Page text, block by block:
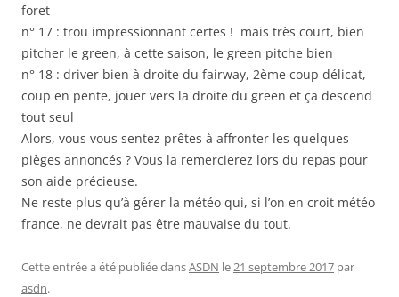
foret
n° 17 : trou impressionnant certes ! mais très court, bien
pitcher le green, à cette saison, le green pitche bien
n° 18 : driver bien à droite du fairway, 2ème coup délicat,
coup en pente, jouer vers la droite du green et ça descend
tout seul
Alors, vous vous sentez prêtes à affronter les quelques
pièges annoncés ? Vous la remercierez lors du repas pour
son aide précieuse.
Ne reste plus qu’à gérer la météo qui, si l’on en croit météo
france, ne devrait pas être mauvaise du tout.
Cette entrée a été publiée dansASDN le 21 septembre 2017 par
asdn.